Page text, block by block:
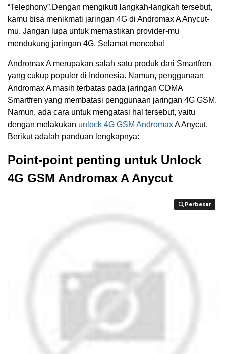
“Telephony”.Dengan mengikuti langkah-langkah tersebut,
kamu bisa menikmati jaringan 4G di Andromax A Anycut-
mu. Jangan lupa untuk memastikan provider-mu
mendukung jaringan 4G. Selamat mencoba!
Andromax A merupakan salah satu produk dari Smartfren
yang cukup populer di Indonesia. Namun, penggunaan
Andromax A masih terbatas pada jaringan CDMA
Smartfren yang membatasi penggunaan jaringan 4G GSM.
Namun, ada cara untuk mengatasi hal tersebut, yaitu
dengan melakukan unlock 4G GSM AndromaxA Anycut.
Berikut adalah panduan lengkapnya:
Point-point penting untuk Unlock
4G GSM Andromax A Anycut
Perbesar
Perbesar